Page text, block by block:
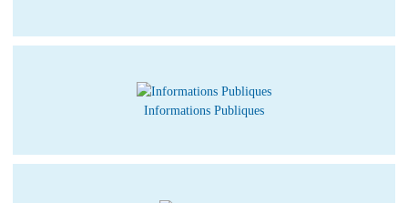
Informations Publiques